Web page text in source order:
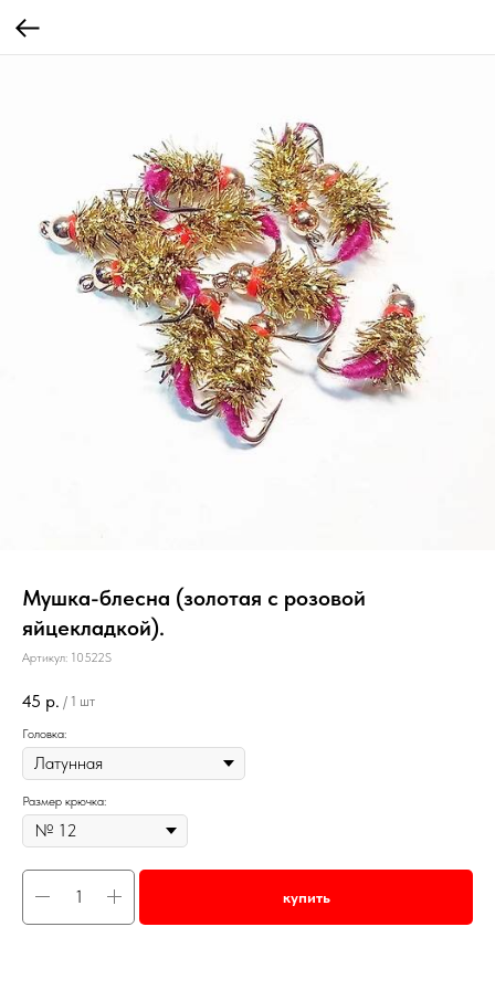
Мушка-блесна (золотая с розовой
яйцекладкой).
Артикул: 10522S
45 р. / 1 шт
Головка:
Размер крючка:
купить